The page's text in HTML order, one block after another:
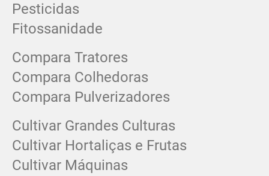
Pesticidas
Fitossanidade
Compara Tratores
Compara Colhedoras
Compara Pulverizadores
Cultivar Grandes Culturas
Cultivar Hortaliças e Frutas
Cultivar Máquinas